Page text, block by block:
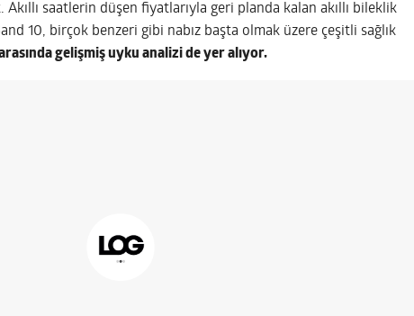
Akıllı saatlerin düşen fiyatlarıyla geri planda kalan akıllı bileklik
10, birçok benzeri gibi nabız başta olmak üzere çeşitli sağlık
gelişmiş uyku analizi de yer alıyor.